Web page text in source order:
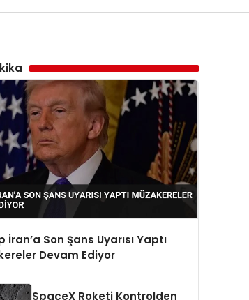
İran’a Son Şans Uyarısı Yaptı
Devam Ediyor
SpaceX Roketi Kontrolden